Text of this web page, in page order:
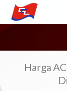
Harga